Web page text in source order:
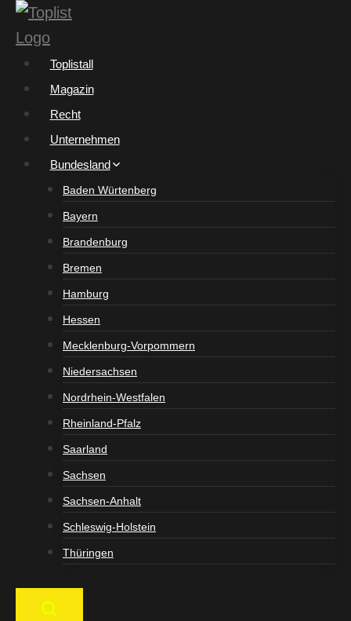
Zum
Inhalt
springenToplistall
Magazin
Recht
Unternehmen
Bundesland
Baden Würtenberg
Bayern
Brandenburg
Bremen
Hamburg
Hessen
Mecklenburg-Vorpommern
Niedersachsen
Nordrhein-Westfalen
Rheinland-Pfalz
Saarland
Sachsen
Sachsen-Anhalt
Schleswig-Holstein
Thüringen